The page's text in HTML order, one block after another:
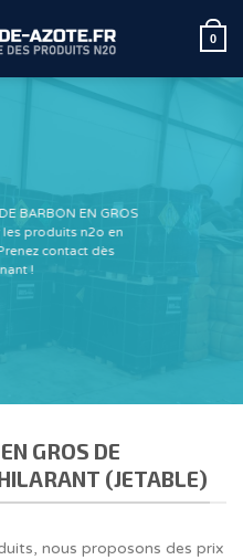
0
BARBON EN GROS
produits n2o en
contact dès
!
GROS DE
(JETABLE)
nous proposons des prix